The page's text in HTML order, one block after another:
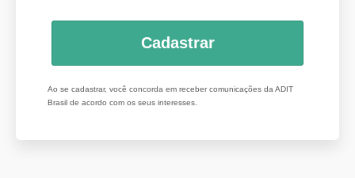
Cadastrar
Ao se cadastrar, você concorda em receber comunicações da ADIT
Brasil de acordo com os seus interesses.